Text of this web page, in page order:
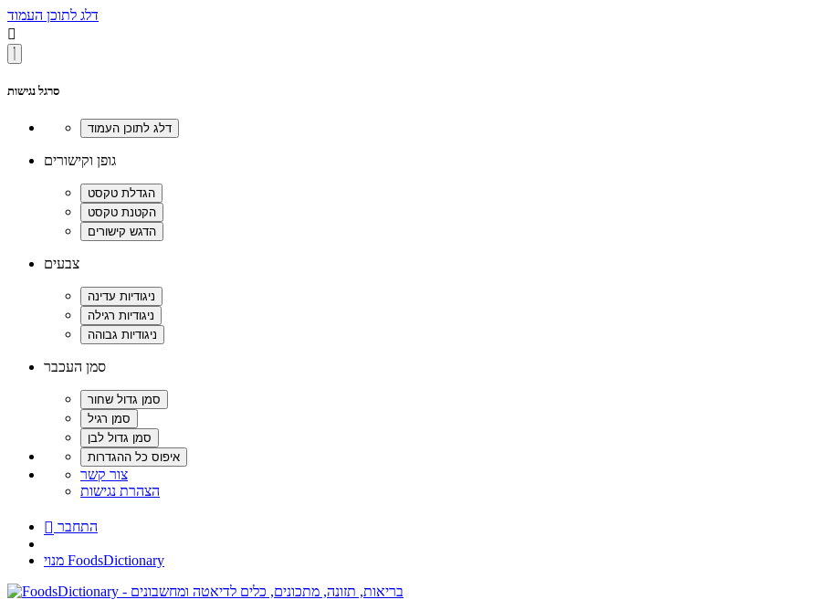
דלג לתוכן העמוד

סרגל נגישות
גופן וקישורים
צבעים
סמן העכבר
צור קשר
הצהרת נגישות
 התחבר
מנוי FoodsDictionary